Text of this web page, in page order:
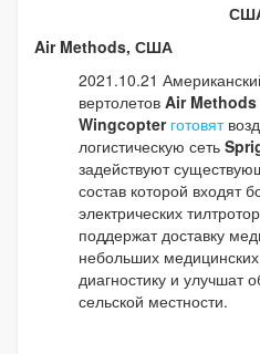
Air Methods, США
2021.10.21
вертолетов Air Methods
Wingcopter готовят
логистическую сеть
задействуют
состав которой входят
электрических
поддержат доставку
небольших медицинских
диагностику и улучшат
сельской местности.